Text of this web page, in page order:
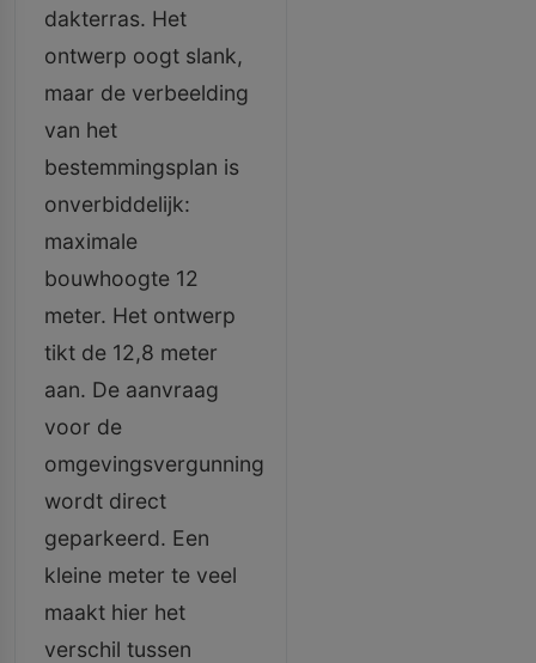
dakterras. Het
ontwerp oogt slank,
maar de verbeelding
van het
bestemmingsplan is
onverbiddelijk:
maximale
bouwhoogte 12
meter. Het ontwerp
tikt de 12,8 meter
aan. De aanvraag
voor de
omgevingsvergunning
wordt direct
geparkeerd. Een
kleine meter te veel
maakt hier het
verschil tussen